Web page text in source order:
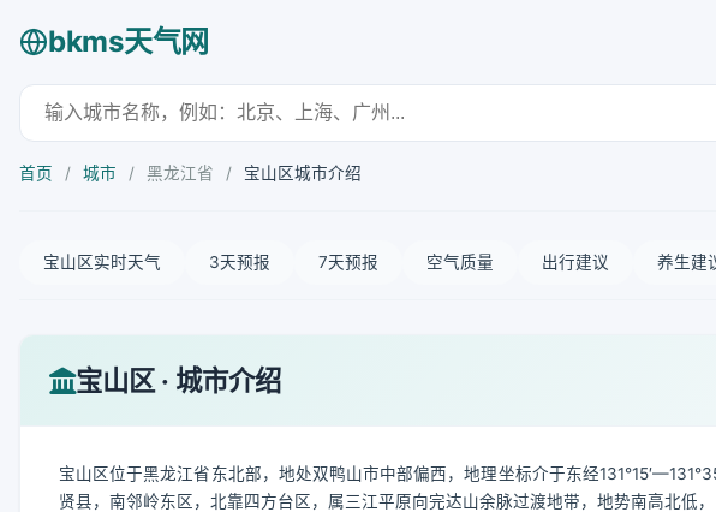
bkms天气网
首页 / 城市 / 黑龙江省 / 宝山区城市介绍
宝山区实时天气 3天预报 7天预报 空气质量 出行建议 养生建
宝山区 · 城市介绍
宝山区位于黑龙江省东北部，地处双鸭山市中部偏西，地理坐标介于东经
贤县，南邻岭东区，北靠四方台区，属三江平原向完达山余脉过渡地带，地势南高北低，